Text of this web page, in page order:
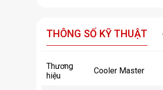
THÔNG SỐ KỸ THUẬT
Thương
hiệu
Cooler Master